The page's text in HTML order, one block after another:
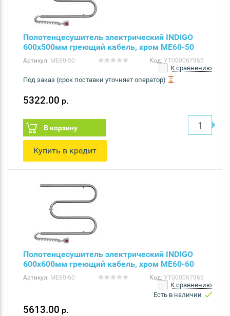
Полотенцесушитель электрический INDIGO
600х500мм греющий кабель, хром ME60-50
Артикул: ME60-50 Код: УТ000067965
К сравнению
Под заказ (срок поставки уточняет оператор)
5322.00 р.
В корзину
Купить в кредит
Полотенцесушитель электрический INDIGO
600х600мм греющий кабель, хром ME60-60
Артикул: ME60-60 Код: УТ000067966
К сравнению
Есть в наличии
5613.00 р.